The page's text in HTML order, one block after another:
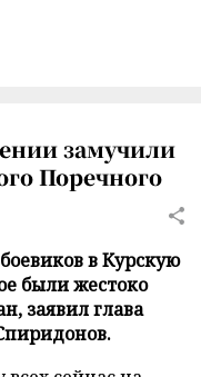
замучили
Поречного
в Курскую
были жестоко
заявил глава